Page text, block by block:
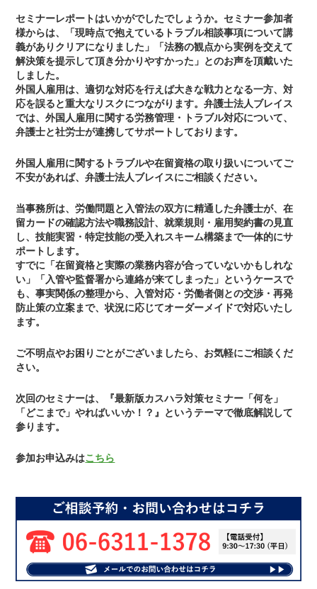
セミナーレポートはいかがでしたでしょうか。セミナー参加者
様からは、「現時点で抱えているトラブル相談事項について講
義がありクリアになりました」「法務の観点から実例を交えて
解決策を提示して頂き分かりやすかった」とのお声を頂戴いた
しました。
外国人雇用は、適切な対応を行えば大きな戦力となる一方、対
応を誤ると重大なリスクにつながります。弁護士法人ブレイス
では、外国人雇用に関する労務管理・トラブル対応について、
弁護士と社労士が連携してサポートしております。
外国人雇用に関するトラブルや在留資格の取り扱いについてご
不安があれば、弁護士法人ブレイスにご相談ください。
当事務所は、労働問題と入管法の双方に精通した弁護士が、在
留カードの確認方法や職務設計、就業規則・雇用契約書の見直
し、技能実習・特定技能の受入れスキーム構築まで一体的にサ
ポートします。
すでに「在留資格と実際の業務内容が合っていないかもしれな
い」「入管や監督署から連絡が来てしまった」というケースで
も、事実関係の整理から、入管対応・労働者側との交渉・再発
防止策の立案まで、状況に応じてオーダーメイドで対応いたし
ます。
ご不明点やお困りごとがございましたら、お気軽にご相談くだ
さい。
次回のセミナーは、『最新版カスハラ対策セミナー「何を」
「どこまで」やればいいか！？』というテーマで徹底解説して
参ります。
参加お申込みはこちら